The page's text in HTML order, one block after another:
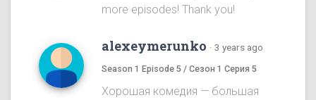
more episodes! Thank you!
alexeymerunko · 3 years ago
Season 1 Episode 5 / Сезон 1 Серия 5
Хорошая комедия — большая